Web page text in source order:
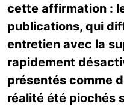
cette affirmation :
publications, qui
entretien avec la
rapidement
présentés comme
réalité été piochés